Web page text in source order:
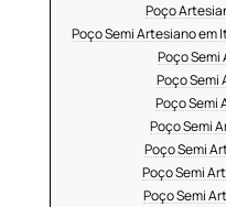
Poço
Poço Semi Artesiano em
Poço Semi
Poço Semi
Poço Semi
Poço Semi
Poço Semi
Poço Semi
Poço Semi